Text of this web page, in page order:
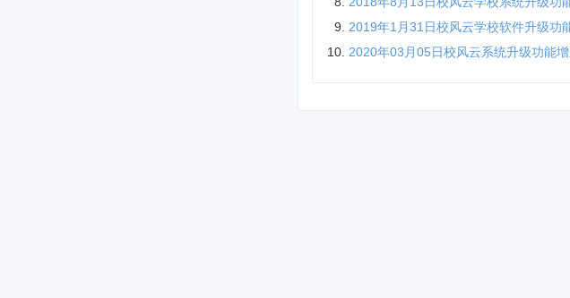
2019年1月31日校风云学校软件升级功
2020年03月05日校风云系统升级功能